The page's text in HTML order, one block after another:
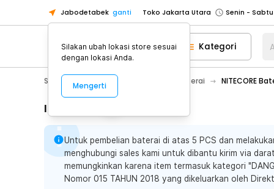
Jabodetabek ganti Toko Jakarta Utara
Toko Tangerang
Toko Cikupa
Pick n Go Jakarta Barat
Senin -
Pick n Go Bekasi
Senin - Jumat
Senin - Jumat
Senin -
Toko Jakarta Barat
Senin -
Toko Jakarta Utara
Toko Tangerang
Kategori
Sport & Outdoor Baterai NITECORE
Informasi Penting
Untuk pembelian baterai di atas 5 PCS dan
menghubungi sales kami untuk dibantu kirim via
memungkinkan karena item termasuk kategori
Nomor 015 TAHUN 2018 yang dikeluarkan oleh
Silakan ubah lokasi store sesuai
dengan lokasi Anda.
Mengerti